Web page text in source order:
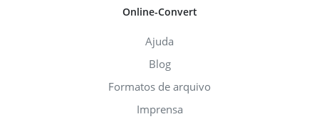
Online-Convert
Ajuda
Blog
Formatos de arquivo
Imprensa